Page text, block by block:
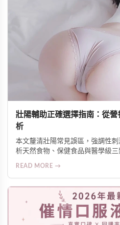
壯陽輔助正確選擇指南：從
析
本文釐清壯陽常見誤區，強調性
析天然食物、保健食品與醫學級
READ MORE →